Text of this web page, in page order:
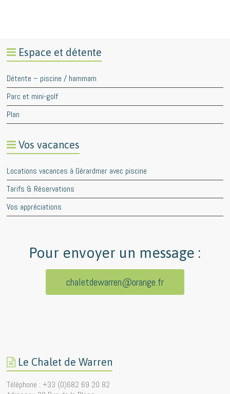
Espace et détente
Détente – piscine / hammam
Parc et mini-golf
Plan
Vos vacances
Locations vacances à Gérardmer avec piscine
Tarifs & Réservations
Vos appréciations
Pour envoyer un message :
chaletdewarren@orange.fr
Le Chalet de Warren
Téléphone : +33 (0)682 69 20 82